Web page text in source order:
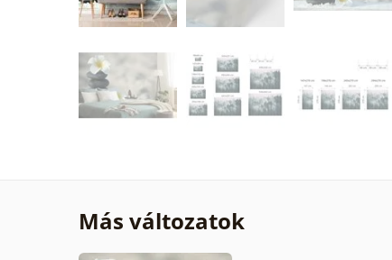
Más változatok